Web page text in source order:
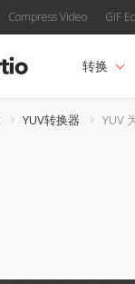
Compress Video GIF
转换
YUV转换器 YUV